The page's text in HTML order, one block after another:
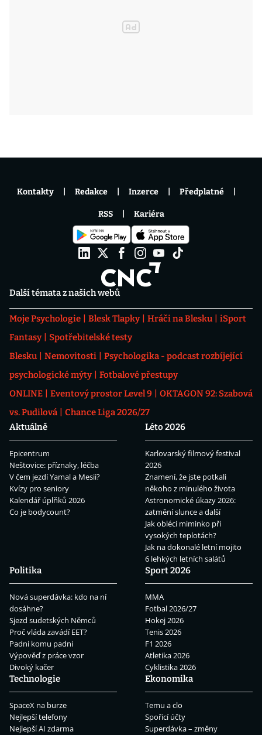
Další témata z našich webů
Moje Psychologie Blesk Tlapky Hráči na Blesku
iSport
Fantasy
Spotřebitelské testy
Blesku
Nemovitosti
Psychologika - podcast rozbíjející
psychologické mýty
Fotbalové přestupy
ONLINE
Eventový prostor Level 9
OKTAGON 92: Szabová
vs. Pudilová
Chance Liga 2026/27
Aktuálně
Epicentrum
Neštovice: příznaky, léčba
V čem jezdí Yamal a Mesii?
Kvízy pro seniory
Kalendář úplňků 2026
Co je bodycount?
Léto 2026
Karlovarský filmový festival
2026
Znamení, že jste potkali
někoho z minulého života
Astronomické úkazy 2026:
zatmění slunce a další
Jak obléci miminko při
vysokých teplotách?
Jak na dokonalé letní mojito
6 lehkých letních salátů
Politika
Nová superdávka: kdo na ní
dosáhne?
Sjezd sudetských Němců
Proč vláda zavádí EET?
Padni komu padni
Výpověď z práce vzor
Divoký kačer
Sport 2026
MMA
Fotbal 2026/27
Hokej 2026
Tenis 2026
F1 2026
Atletika 2026
Cyklistika 2026
Technologie
SpaceX na burze
Nejlepší telefony
Nejlepší AI zdarma
Ekonomika
Temu a clo
Spořicí účty
Superdávka – změny
Kontakty Redakce Inzerce Předplatné
RSS Kariéra